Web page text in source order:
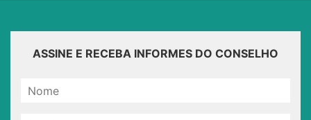
ASSINE E RECEBA INFORMES DO CONSELHO